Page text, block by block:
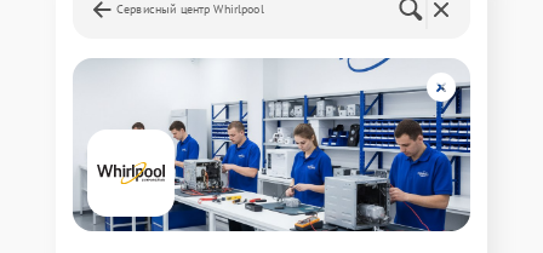
Сервисный центр Whirlpool